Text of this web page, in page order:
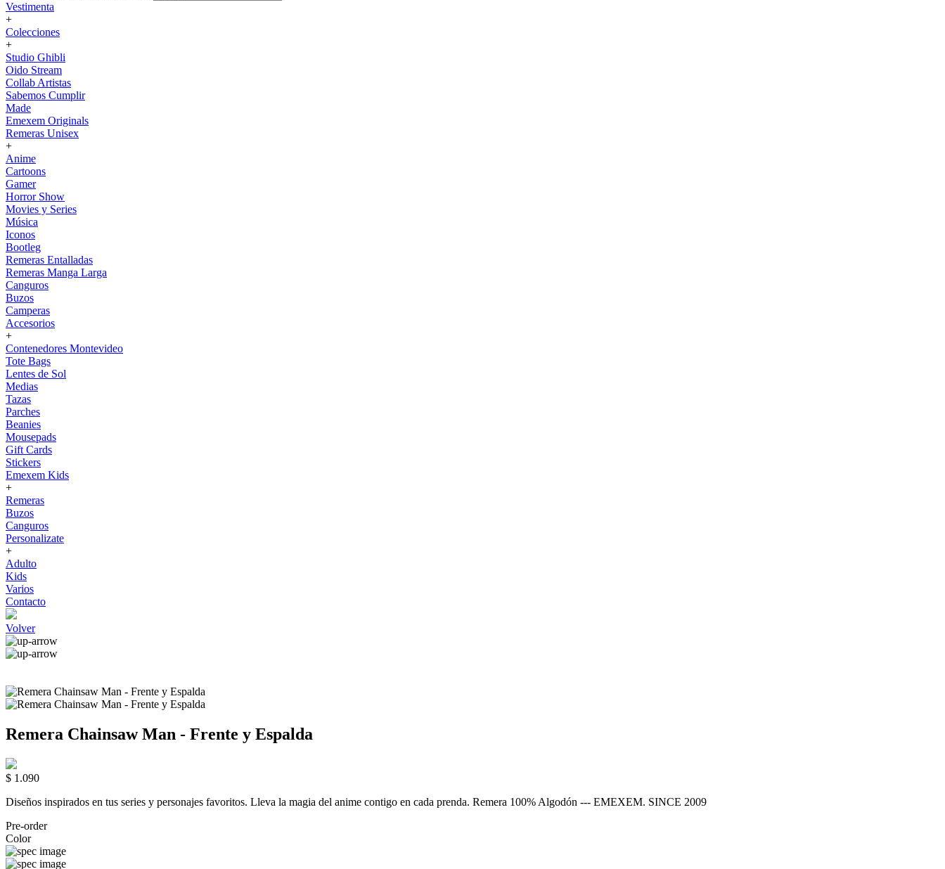
Vestimenta
+
Colecciones
+
Studio Ghibli
Oido Stream
Collab Artistas
Sabemos Cumplir
Made
Emexem Originals
Remeras Unisex
+
Anime
Cartoons
Gamer
Horror Show
Movies y Series
Música
Iconos
Bootleg
Remeras Entalladas
Remeras Manga Larga
Canguros
Buzos
Camperas
Accesorios
+
Contenedores Montevideo
Tote Bags
Lentes de Sol
Medias
Tazas
Parches
Beanies
Mousepads
Gift Cards
Stickers
Emexem Kids
+
Remeras
Buzos
Canguros
Personalizate
+
Adulto
Kids
Varios
Contacto
Volver
Remera Chainsaw Man - Frente y Espalda
$ 1.090
Diseños inspirados en tus series y personajes favoritos. Lleva la magia del anime contigo en cada prenda. Remera 100% Algodón --- EMEXEM. SINCE 2009
Pre-order
Color